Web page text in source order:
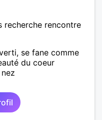
recherche rencontre
se fane comme
du coeur